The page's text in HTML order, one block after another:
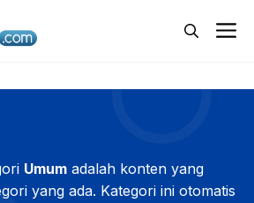
Umum adalah konten yang
yang ada. Kategori ini otomatis